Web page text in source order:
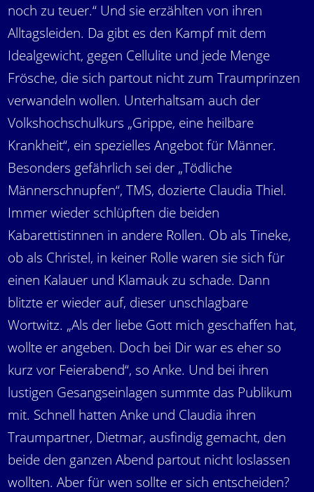
noch zu teuer.“ Und sie erzählten von ihren
Alltagsleiden. Da gibt es den Kampf mit dem
Idealgewicht, gegen Cellulite und jede Menge
Frösche, die sich partout nicht zum Traumprinzen
verwandeln wollen. Unterhaltsam auch der
Volkshochschulkurs „Grippe, eine heilbare
Krankheit“, ein spezielles Angebot für Männer.
Besonders gefährlich sei der „Tödliche
Männerschnupfen“, TMS, dozierte Claudia Thiel.
Immer wieder schlüpften die beiden
Kabarettistinnen in andere Rollen. Ob als Tineke,
ob als Christel, in keiner Rolle waren sie sich für
einen Kalauer und Klamauk zu schade. Dann
blitzte er wieder auf, dieser unschlagbare
Wortwitz. „Als der liebe Gott mich geschaffen hat,
wollte er angeben. Doch bei Dir war es eher so
kurz vor Feierabend“, so Anke. Und bei ihren
lustigen Gesangseinlagen summte das Publikum
mit. Schnell hatten Anke und Claudia ihren
Traumpartner, Dietmar, ausfindig gemacht, den
beide den ganzen Abend partout nicht loslassen
wollten. Aber für wen sollte er sich entscheiden?